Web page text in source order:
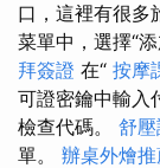
口，這裡有很多
菜單中，選擇“
拜簽證 在“ 按摩
可證密鑰中輸入
檢查代碼。 舒
單。 辦桌外燴